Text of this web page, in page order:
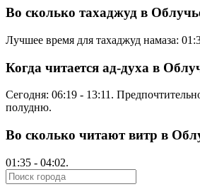
Во сколько тахаджуд в
Лучшее время для тахаджуд намаза:
Когда читается ад-духа в
Сегодня: 06:19 - 13:11 .
полудню.
Во сколько читают витр в
01:35 - 04:02.